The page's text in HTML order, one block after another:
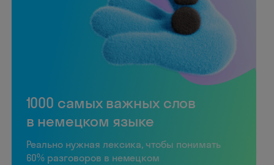
1000 самых важных слов
в немецком языке
Реально нужная лексика, чтобы понимать
60% разговоров в немецком